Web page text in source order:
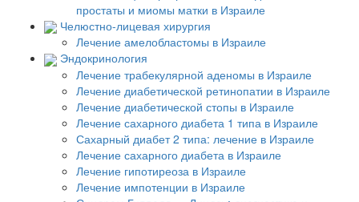
простаты и миомы матки в Израиле
Челюстно-лицевая хирургия
Лечение амелобластомы в Израиле
Эндокринология
Лечение трабекулярной аденомы в Израиле
Лечение диабетической ретинопатии в Израиле
Лечение диабетической стопы в Израиле
Лечение сахарного диабета 1 типа в Израиле
Сахарный диабет 2 типа: лечение в Израиле
Лечение сахарного диабета в Израиле
Лечение гипотиреоза в Израиле
Лечение импотенции в Израиле